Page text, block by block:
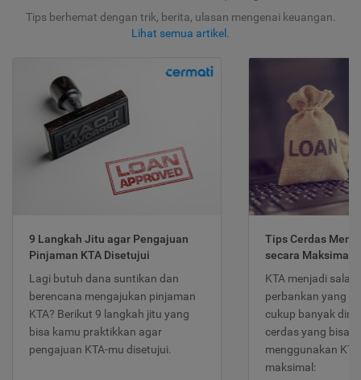
Tips berhemat dengan trik, berita, ulasan mengenai keuangan.
Lihat semua artikel .
9 Langkah Jitu agar Pengajuan
Pinjaman KTA Disetujui
Lagi butuh dana suntikan dan
berencana mengajukan pinjaman
KTA? Berikut 9 langkah jitu yang
bisa kamu praktikkan agar
pengajuan KTA-mu disetujui.
Tips Cerdas
secara Maksimal
KTA menjadi
perbankan yang
cukup banyak
cerdas yang bisa
menggunakan
maksimal: